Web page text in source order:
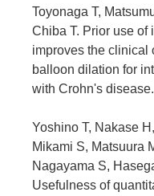
Toyonaga T,
Chiba T. Prior use of
improves the clinical
balloon dilation for
with Crohn's
Yoshino T, Nakase
Mikami S, Matsuura
Nagayama S,
Usefulness of